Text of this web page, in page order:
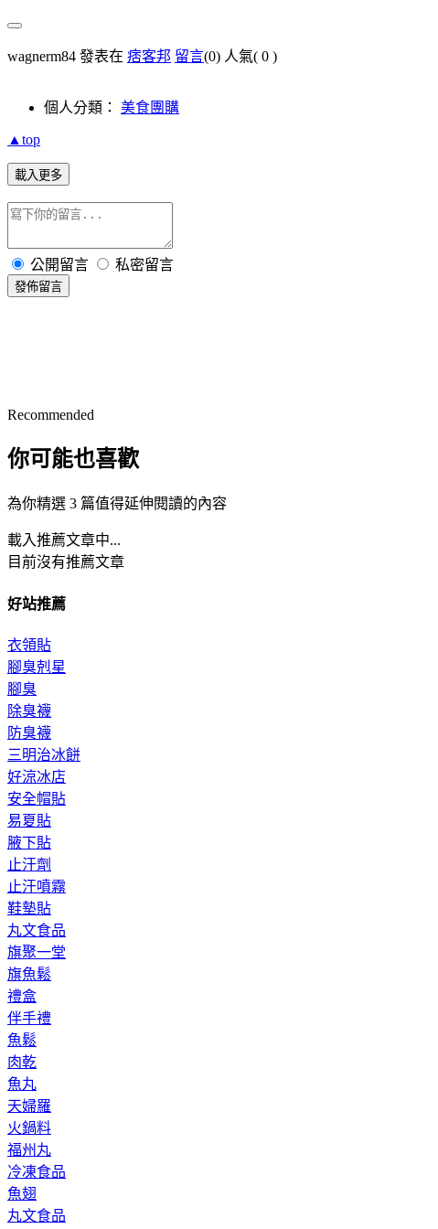
wagnerm84 發表在 痞客邦 留言(0) 人氣( 0 )
個人分類： 美食團購
▲top
載入更多
公開留言 私密留言
發佈留言
Recommended
你可能也喜歡
為你精選 3 篇值得延伸閱讀的內容
載入推薦文章中...
目前沒有推薦文章
好站推薦
衣領貼
腳臭剋星
腳臭
除臭襪
防臭襪
三明治冰餅
好涼冰店
安全帽貼
易夏貼
腋下貼
止汗劑
止汗噴霧
鞋墊貼
丸文食品
旗聚一堂
旗魚鬆
禮盒
伴手禮
魚鬆
肉乾
魚丸
天婦羅
火鍋料
福州丸
冷凍食品
魚翅
丸文食品